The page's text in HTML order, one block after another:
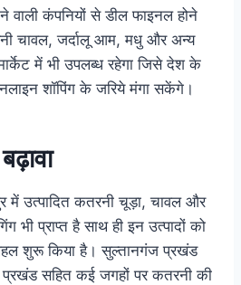
वाली कंपनियों से डील फाइनल होने
चावल, जर्दालू आम, मधु और अन्य
में भी उपलब्ध रहेगा जिसे देश के
शॉपिंग के जरिये मंगा सकेंगे।
में उत्पादित कतरनी चूड़ा, चावल और
भी प्राप्त है साथ ही इन उत्पादों को
शुरू किया है। सुल्तानगंज प्रखंड
सहित कई जगहों पर कतरनी की